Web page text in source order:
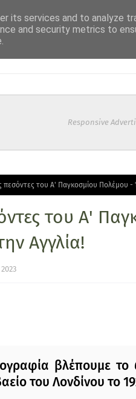
Responsive
πεσόντες του Α' Παγκοσμίου Πολέμου -
του Α'
Αγγλία!
βλέπουμε
του Λονδίνου το
its services and to analyze
and security metrics to